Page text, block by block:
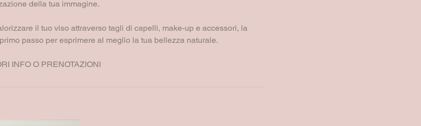
della tua immagine.
il tuo viso attraverso tagli di capelli, make-up e accessori, la
passo per esprimere al meglio la tua bellezza naturale.
INFO O PRENOTAZIONI